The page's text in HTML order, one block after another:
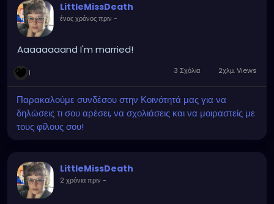
LittleMissDeath
ένας χρόνος πριν -
Aaaaaaaand I'm married!
1 3 Σχόλια 2χλμ. Views
Παρακαλούμε συνδέσου στην Κοινότητά μας για να
δηλώσεις τι σου αρέσει, να σχολιάσεις και να μοιραστείς με
τους φίλους σου!
LittleMissDeath
2 χρόνια πριν -